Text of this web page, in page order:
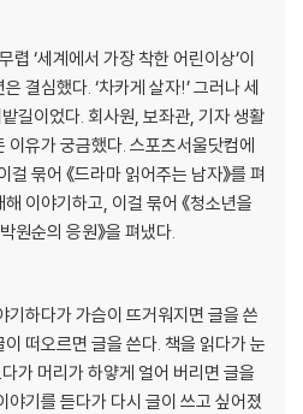
‘세계에서 가장 착한 어린이상’이
결심했다. ‘차카게 살자!’ 그러나 세
길이었다. 회사원, 보좌관, 기자 생활
이유가 궁금했다. 스포츠서울닷컴에
걸 묶어 《드라마 읽어주는 남자》를 펴
이야기하고, 이걸 묶어 《청소년을
원순의 응원》을 펴냈다.
기하다가 가슴이 뜨거워지면 글을 쓴
떠오르면 글을 쓴다. 책을 읽다가 눈
가 머리가 하얗게 얼어 버리면 글을
야기를 듣다가 다시 글이 쓰고 싶어졌